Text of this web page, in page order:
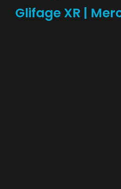
Glifage XR |